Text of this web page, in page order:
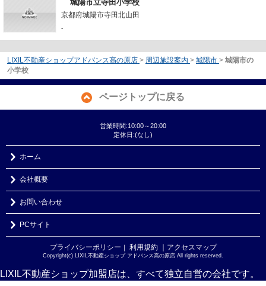
城陽市立寺田小学校
京都府城陽市寺田北山田
-
LIXIL不動産ショップアドバンス高の原店 > 周辺施設案内 > 城陽市 > 城陽市の
小学校
ページトップに戻る
営業時間:10:00～20:00
定休日:(なし)
ホーム
会社概要
お問い合わせ
PCサイト
プライバシーポリシー ｜ 利用規約 ｜アクセスマップ
Copyright(c) LIXIL不動産ショップ アドバンス高の原店 All rights reserved.
LIXIL不動産ショップ加盟店は、すべて独立自営の会社です。